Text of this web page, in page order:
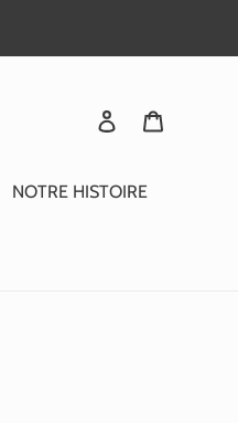
Se connecter
NOTRE HISTOIRE